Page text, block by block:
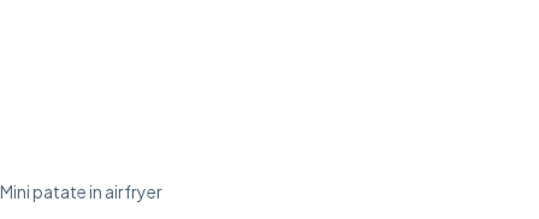
Mini patate in airfryer